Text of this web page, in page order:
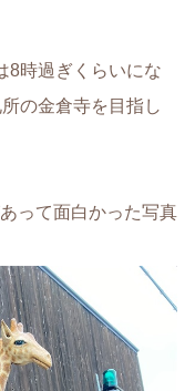
8時過ぎくらいにな
の金倉寺を目指し
って面白かった写真